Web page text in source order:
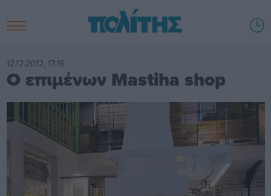
12.12.2012, 17:16
Ο επιμένων Mastiha shop